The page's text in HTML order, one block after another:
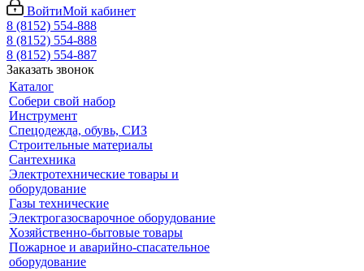
ВойтиМой кабинет
8 (8152) 554-888
8 (8152) 554-888
8 (8152) 554-887
Заказать звонок
Каталог
Собери свой набор
Инструмент
Спецодежда, обувь, СИЗ
Строительные материалы
Сантехника
Электротехнические товары и
оборудование
Газы технические
Электрогазосварочное оборудование
Хозяйственно-бытовые товары
Пожарное и аварийно-спасательное
оборудование